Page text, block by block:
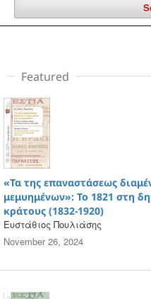
Featured
«Τα της επαναστάσεως
μεμυημένων»: Το 1821 στη
κράτους (1832-1920)
Ευστάθιος Πουλιάσης
November 26, 2024